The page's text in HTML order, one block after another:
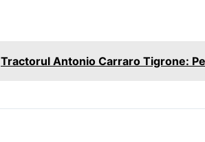
Tractorul Antonio Carraro Tigrone: